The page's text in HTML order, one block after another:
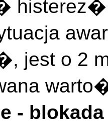
jest o 2
-